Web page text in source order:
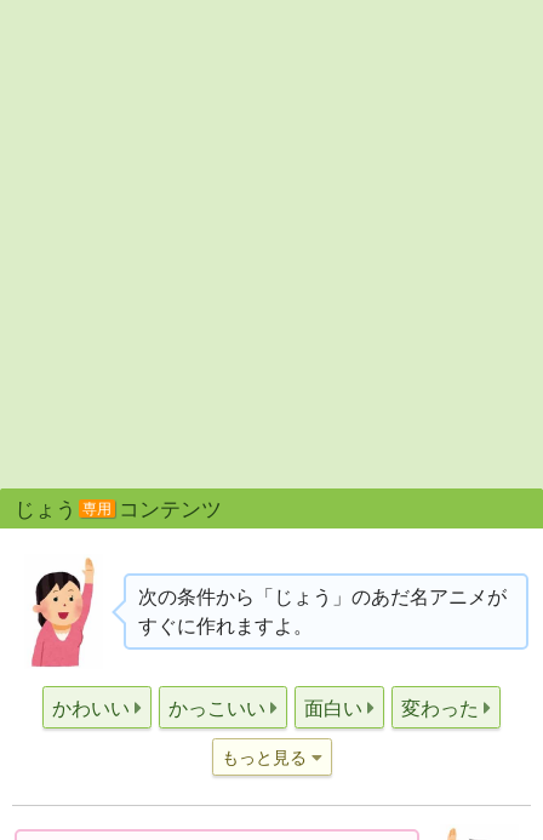
じょう 専用 コンテンツ
次の条件から「じょう」のあだ名アニメが
すぐに作れますよ。
かわいい かっこいい 面白い 変わった
もっと見る